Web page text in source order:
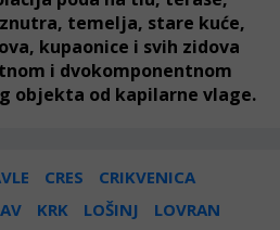
temelja, stare kuće,
kupaonice i svih zidova
i dvokomponentnom
objekta od kapilarne vlage.
CRES
CRIKVENICA
KRK LOŠINJ
LOVRAN